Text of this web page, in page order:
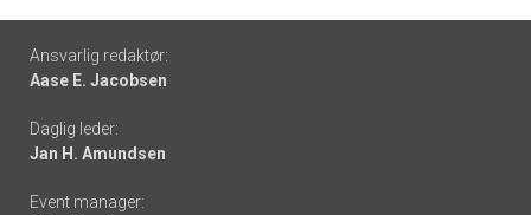
Footer
-
links
Ansvarlig redaktør:
Aase E. Jacobsen
Daglig leder:
Jan H. Amundsen
Event manager: